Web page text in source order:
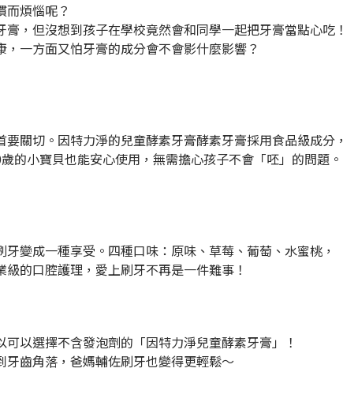
煩惱呢？
，但沒想到孩子在學校竟然會和同學一起把牙膏當點心吃！
一方面又怕牙膏的成分會不會影什麼影響？
關切。因特力淨的兒童酵素牙膏酵素牙膏採用食品級成分，
的小寶貝也能安心使用，無需擔心孩子不會「呸」的問題。
變成一種享受。四種口味：原味、草莓、葡萄、水蜜桃，
的口腔護理，愛上刷牙不再是一件難事！
以選擇不含發泡劑的「因特力淨兒童酵素牙膏」！
齒角落，爸媽輔佐刷牙也變得更輕鬆～